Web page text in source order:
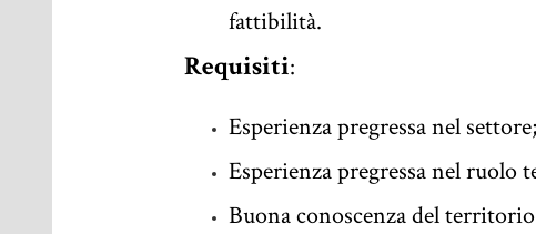
fattibilità.
Requisiti:
Esperienza pregressa nel settore;
Esperienza pregressa nel ruolo
Buona conoscenza del